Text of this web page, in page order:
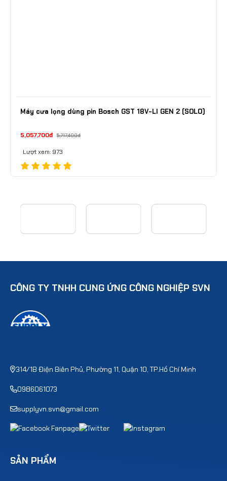
Máy cưa lọng dùng pin Bosch GST 18V-LI GEN 2 (SOLO)
5,057,700đ 5,717,400đ
Lượt xem: 973
CÔNG TY TNHH CUNG ỨNG CÔNG NGHIỆP SVN
314/1B Điện Biên Phủ, Phường 11, Quận 10, TP.Hồ Chí Minh
0986061073
supplyvn.svn@gmail.com
SẢN PHẨM